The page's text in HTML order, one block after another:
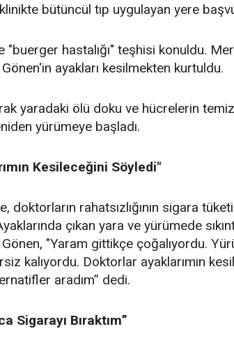
bütüncül tıp uygulayan yere
"buerger hastalığı" teşhisi konuldu.
ayakları kesilmekten kurtuldu.
yaradaki ölü doku ve hücrelerin
yürümeye başladı.
Kesileceğini Söyledi"
doktorların rahatsızlığının sigara
çıkan yara ve yürümede
"Yaram gittikçe çoğalıyordu.
kalıyordu. Doktorlar ayaklarımın
aradım” dedi.
Sigarayı Bıraktım”